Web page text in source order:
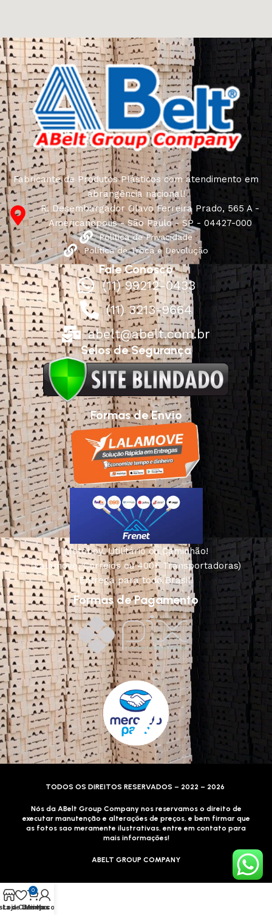
Fabricante de Produtos Plásticos com atendimento em
abrangência nacional!
R. Desembargador Olavo Ferreira Prado, 565 A -
Americanópolis - São Paulo - SP - 04427-000
Política de Privacidade
Política de Troca e Devolução
Fale Conosco
(11) 99212-0433
(11) 3213-9664
abelt@abelt.com.br
Selos de Segurança
Formas de Envio
Motoboy, Utilitário ou Caminhão!
(Lalamove, Correios ou 400+ Transportadoras)
Entrega para todo Brasil!
Formas de Pagamento
TODOS OS DIREITOS RESERVADOS – 2022 – 2026
Nós da ABelt Group Company nos reservamos o direito de
executar manutenção e alterações de preços, e bem firmar que
as fotos sao meramente ilustrativas, entre em contato para
mais informações!
ABELT GROUP COMPANY
Lojade Desejos
0
Carrinho
Minha conta